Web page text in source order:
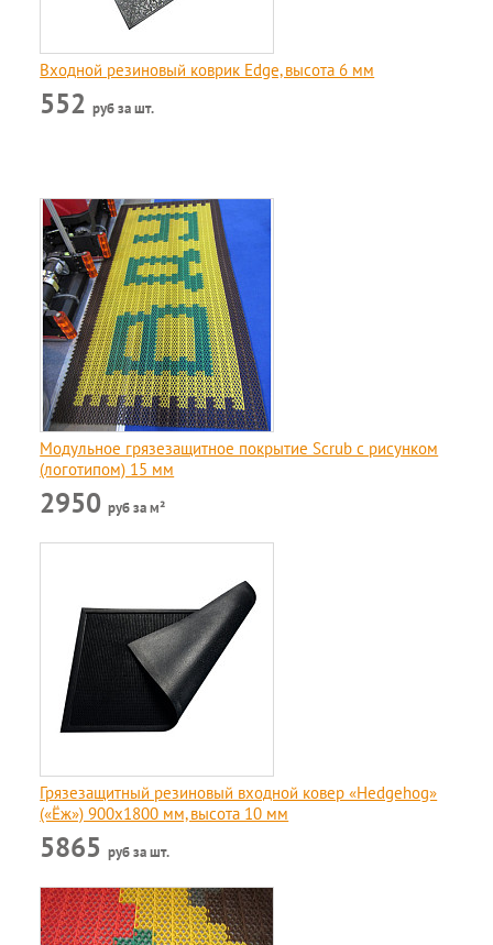
Входной резиновый коврик Edge, высота 6 мм
552руб за шт.
Модульное грязезащитное покрытие Scrub c рисунком
(логотипом) 15 мм
2950руб за м²
Грязезащитный резиновый входной ковер «Hedgehog»
(«Ёж») 900х1800 мм, высота 10 мм
5865руб за шт.